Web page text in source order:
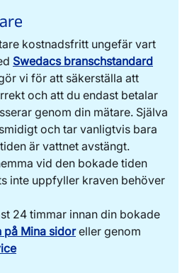
registreras din
Vilket gör att du
som passerar genom
din mätarställning
blir det oftare, med
visar din förbrukning
mätarställningen för en
sidor.Om du inte redan
tryck på Skapa konto och
Du hittar ditt
kostnadsfritt ungefär vart
Swedacs branschstandard
vi för att säkerställa att
och att du endast betalar
genom din mätare. Själva
och tar vanligtvis bara
är vattnet avstängt.
vid den bokade tiden
inte uppfyller kraven behöver
24 timmar innan din bokade
på Mina sidoreller genom